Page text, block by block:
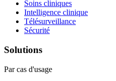
Soins cliniques
Intelligence clinique
Télésurveillance
Sécurité
Solutions
Par cas d'usage